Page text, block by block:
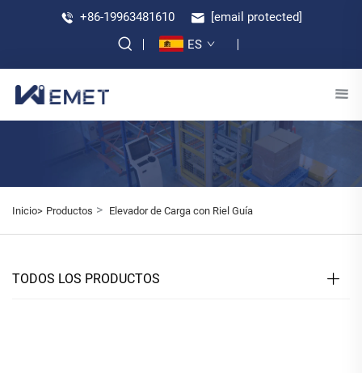
+86-19963481610
[email protected]
ES
Inicio> Productos > Elevador de Carga con Riel Guía
TODOS LOS PRODUCTOS